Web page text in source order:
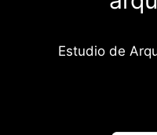
Estudio de